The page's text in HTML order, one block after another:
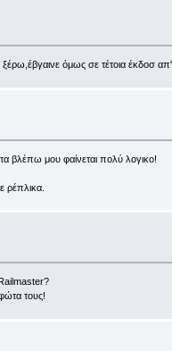
ξέρω,έβγαινε όμως σε τέτοια έκδοσ
βλέπω μου φαίνεται πολύ λογικο!
ρέπλικα.
τους!